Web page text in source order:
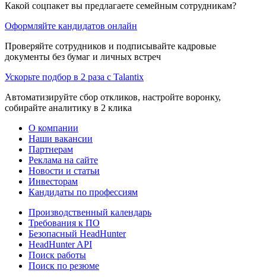
Какой соцпакет вы предлагаете семейным сотрудникам?
Оформляйте кандидатов онлайн
Проверяйте сотрудников и подписывайте кадровые
документы без бумаг и личных встреч
Ускорьте подбор в 2 раза с Talantix
Автоматизируйте сбор откликов, настройте воронку,
собирайте аналитику в 2 клика
О компании
Наши вакансии
Партнерам
Реклама на сайте
Новости и статьи
Инвесторам
Кандидаты по профессиям
Производственный календарь
Требования к ПО
Безопасный HeadHunter
HeadHunter API
Поиск работы
Поиск по резюме